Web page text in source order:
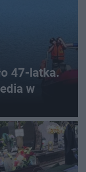
47-latka.
w